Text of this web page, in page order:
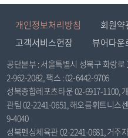
개인정보처리방침 회원약
고객서비스헌장
뷰어다운
공단본부 : 서울특별시 성북구 화랑로
2-962-2082, 팩스 : 02-6442-9706
성북종합레포츠타운 02-6917-1100,
관팀 02-2241-0651, 해오름휘트니스
9-4040
성북펜싱체육관 02-2241-0681, 거주